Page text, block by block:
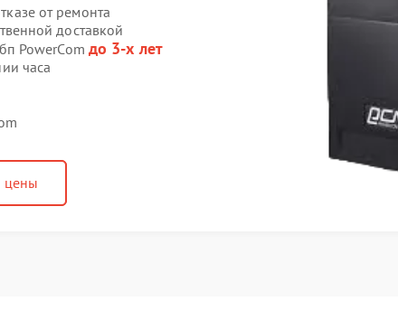
от ремонта
доставкой
PowerCom до 3-х лет
часа